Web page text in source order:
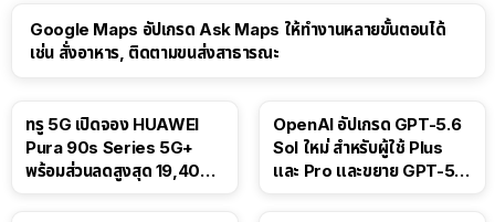
Google Maps อัปเกรด Ask Maps ให้ทำงานหลายขั้นตอนได้
เช่น สั่งอาหาร, ติดตามขนส่งสาธารณะ
ทรู 5G เปิดจอง HUAWEI
Pura 90s Series 5G+
พร้อมส่วนลดสูงสุด 19,400
OpenAI อัปเกรด GPT-5.6
Sol ใหม่ สำหรับผู้ใช้ Plus
และ Pro และขยาย GPT-5.6